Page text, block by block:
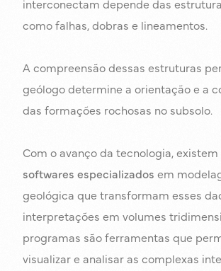
interconectam depende das
como falhas, dobras e lineamentos.
A compreensão dessas estruturas
geólogo determine a orientação e a
das formações rochosas no subsolo.
Com o avanço da tecnologia, existem
softwares especializados em
geológica que transformam esses
interpretações em volumes
programas são ferramentas que
visualizar e analisar as complexas